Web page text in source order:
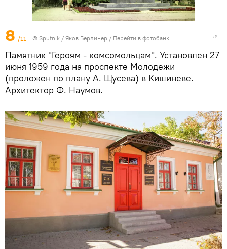
8 /11 © Sputnik / Яков Берлинер / Перейти в фотобанк
Памятник "Героям - комсомольцам". Установлен 27
июня 1959 года на проспекте Молодежи
(проложен по плану А. Щусева) в Кишиневе.
Архитектор Ф. Наумов.